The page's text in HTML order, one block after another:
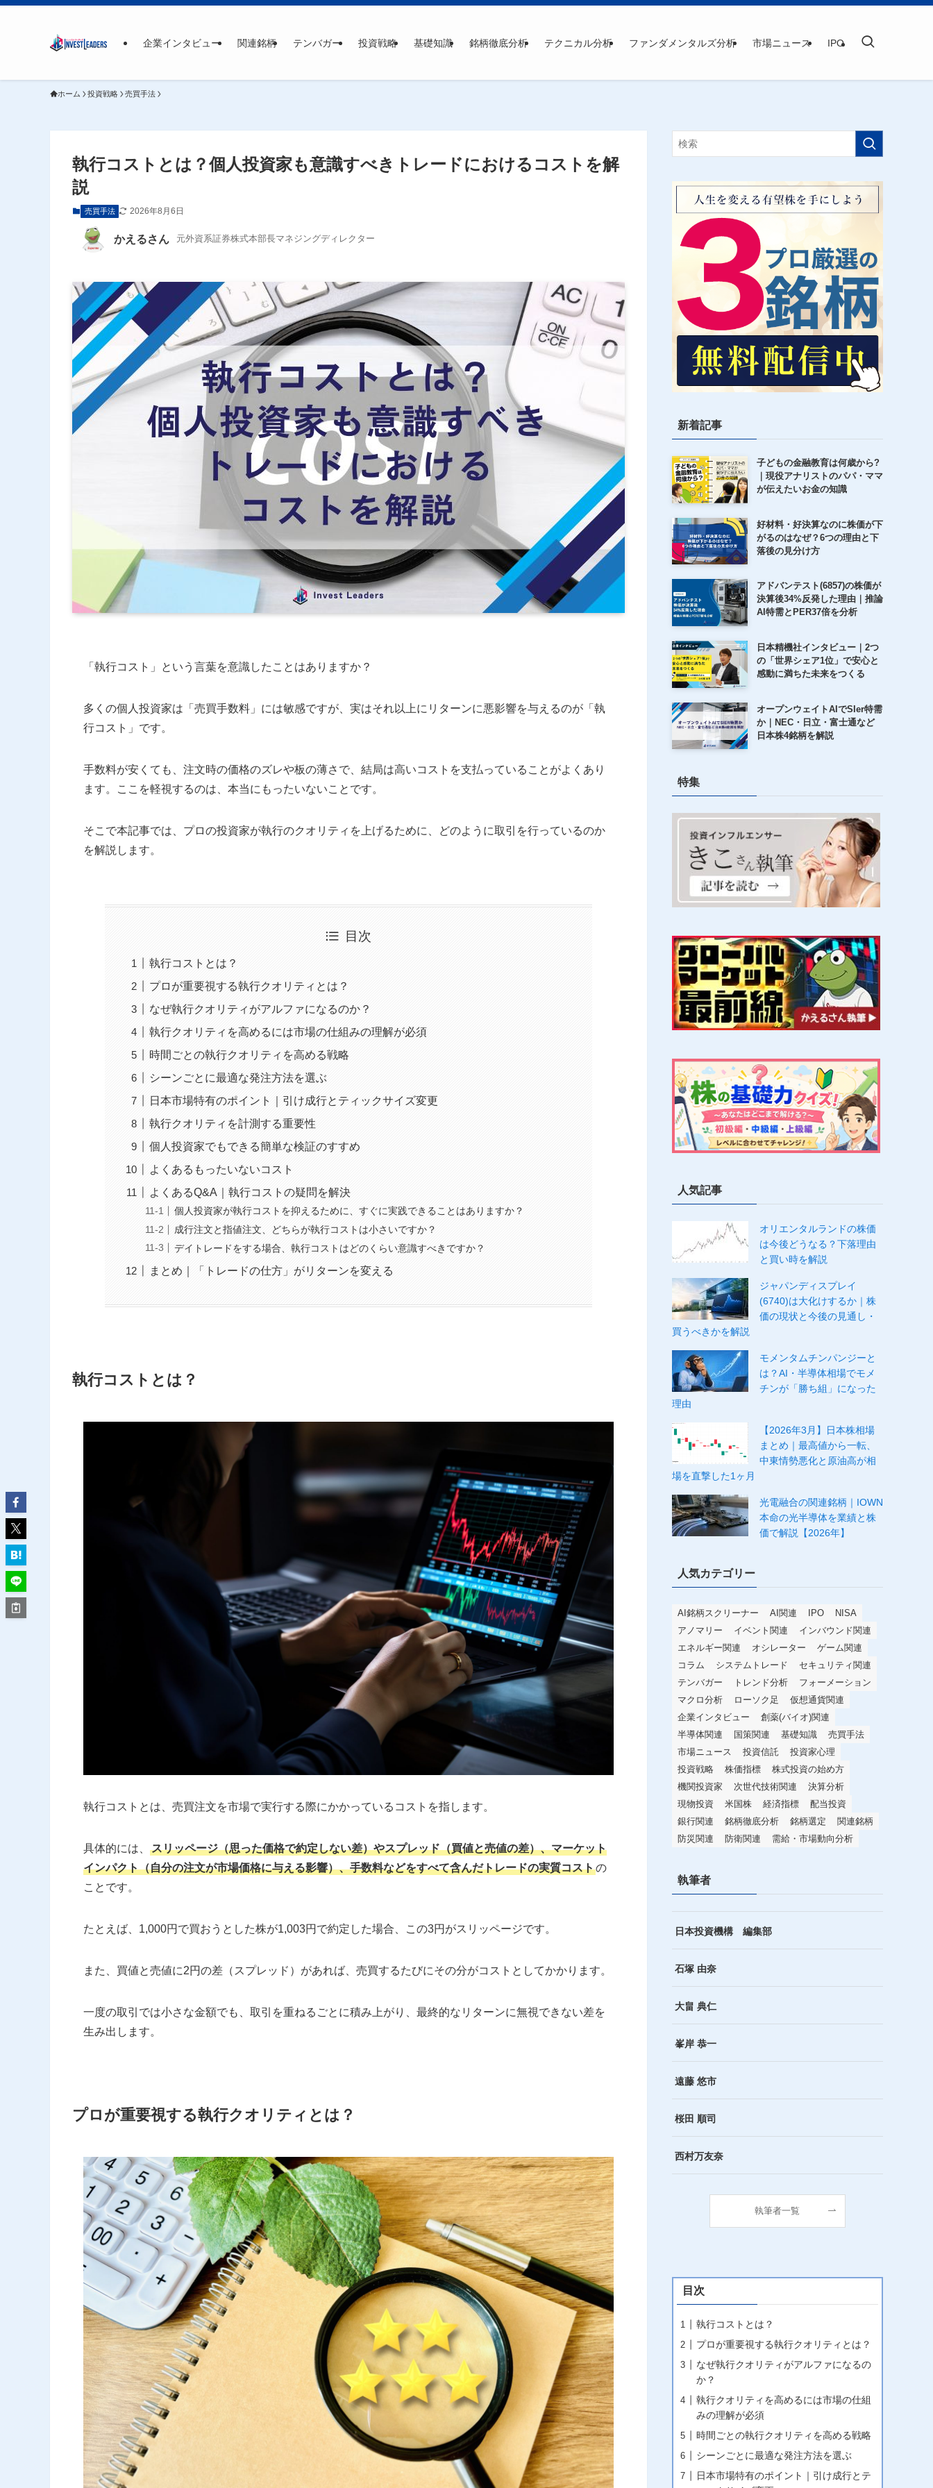
企業インタビュー 関連銘柄 テンバガー 投資戦略 基礎知識 銘柄徹底分析 テクニカル分析 ファンダメンタルズ分析 市場ニュース IPO
ホーム 投資戦略 売買手法
執行コストとは？個人投資家も意識すべきトレードにおけるコストを解
説
売買手法 2026年8月6日
かえるさん 元外資系証券株式本部長マネジングディレクター
「執行コスト」という言葉を意識したことはありますか？
多くの個人投資家は「売買手数料」には敏感ですが、実はそれ以上にリターンに悪影響を与えるのが「執
行コスト」です。
手数料が安くても、注文時の価格のズレや板の薄さで、結局は高いコストを支払っていることがよくあり
ます。ここを軽視するのは、本当にもったいないことです。
そこで本記事では、プロの投資家が執行のクオリティを上げるために、どのように取引を行っているのか
を解説します。
目次
執行コストとは？
プロが重要視する執行クオリティとは？
なぜ執行クオリティがアルファになるのか？
執行クオリティを高めるには市場の仕組みの理解が必須
時間ごとの執行クオリティを高める戦略
シーンごとに最適な発注方法を選ぶ
日本市場特有のポイント｜引け成行とティックサイズ変更
執行クオリティを計測する重要性
個人投資家でもできる簡単な検証のすすめ
よくあるもったいないコスト
よくあるQ&A｜執行コストの疑問を解決
個人投資家が執行コストを抑えるために、すぐに実践できることはありますか？
成行注文と指値注文、どちらが執行コストは小さいですか？
デイトレードをする場合、執行コストはどのくらい意識すべきですか？
まとめ｜「トレードの仕方」がリターンを変える
執行コストとは？
執行コストとは、売買注文を市場で実行する際にかかっているコストを指します。
具体的には、
スリッページ（思った価格で約定しない差）やスプレッド（買値と売値の差）、マーケット
インパクト（自分の注文が市場価格に与える影響）、手数料などをすべて含んだトレードの実質コストの
ことです。
たとえば、1,000円で買おうとした株が1,003円で約定した場合、この3円がスリッページです。
また、買値と売値に2円の差（スプレッド）があれば、売買するたびにその分がコストとしてかかります。
一度の取引では小さな金額でも、取引を重ねるごとに積み上がり、最終的なリターンに無視できない差を
生み出します。
プロが重要視する執行クオリティとは？
新着記事
子どもの金融教育は何歳から?
｜現役アナリストのパパ・ママ
が伝えたいお金の知識
好材料・好決算なのに株価が下
がるのはなぜ？6つの理由と下
落後の見分け方
アドバンテスト(6857)の株価が
決算後34%反発した理由｜推論
AI特需とPER37倍を分析
日本精機社インタビュー｜2つ
の「世界シェア1位」で安心と
感動に満ちた未来をつくる
オープンウェイトAIでSIer特需
か｜NEC・日立・富士通など
日本株4銘柄を解説
特集
人気記事
オリエンタルランドの株価
は今後どうなる？下落理由
と買い時を解説
ジャパンディスプレイ
(6740)は大化けするか｜株
価の現状と今後の見通し・
買うべきかを解説
モメンタムチンパンジーと
は？AI・半導体相場でモメ
チンが「勝ち組」になった
理由
【2026年3月】日本株相場
まとめ｜最高値から一転、
中東情勢悪化と原油高が相
場を直撃した1ヶ月
光電融合の関連銘柄｜IOWN
本命の光半導体を業績と株
価で解説【2026年】
人気カテゴリー
AI銘柄スクリーナー AI関連 IPO
NISA
アノマリー
イベント関連
インバウンド関連
エネルギー関連
オシレーター
ゲーム関連
コラム
システムトレード
セキュリティ関連
テンバガー
トレンド分析
フォーメーション
マクロ分析
ローソク足
仮想通貨関連
企業インタビュー
創薬(バイオ)関連
半導体関連
国策関連 基礎知識
売買手法
市場ニュース
投資信託
投資家心理
投資戦略
株価指標
株式投資の始め方
機関投資家
次世代技術関連
決算分析
現物投資
米国株 経済指標
配当投資
銀行関連
銘柄徹底分析 銘柄選定
関連銘柄
防災関連
防衛関連 需給・市場動向分析
執筆者
日本投資機構 編集部
石塚 由奈
大畠 典仁
峯岸 恭一
遠藤 悠市
桜田 順司
西村万友奈
執筆者一覧
目次
執行コストとは？
プロが重要視する執行クオリティとは？
なぜ執行クオリティがアルファになるの
か？
執行クオリティを高めるには市場の仕組
みの理解が必須
時間ごとの執行クオリティを高める戦略
シーンごとに最適な発注方法を選ぶ
日本市場特有のポイント｜引け成行とテ